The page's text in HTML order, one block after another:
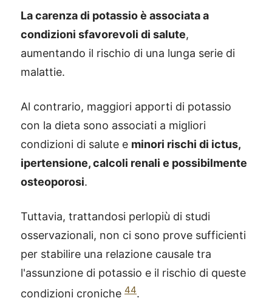
La carenza di potassio è associata a
condizioni sfavorevoli di salute,
aumentando il rischio di una lunga serie di
malattie.
Al contrario, maggiori apporti di potassio
con la dieta sono associati a migliori
condizioni di salute e minori rischi di ictus,
ipertensione, calcoli renali e possibilmente
osteoporosi.
Tuttavia, trattandosi perlopiù di studi
osservazionali, non ci sono prove sufficienti
per stabilire una relazione causale tra
l'assunzione di potassio e il rischio di queste
condizioni croniche 44.